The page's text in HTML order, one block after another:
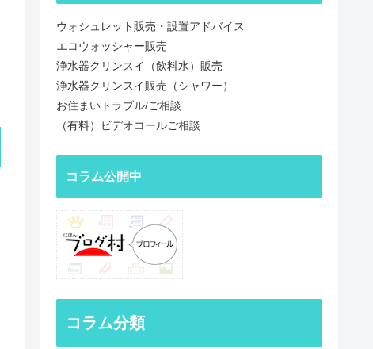
ウォシュレット販売・設置アドバイス
エコウォッシャー販売
浄水器クリンスイ（飲料水）販売
浄水器クリンスイ販売（シャワー）
お住まいトラブル/ご相談
（有料）ビデオコールご相談
コラム公開中
コラム分類